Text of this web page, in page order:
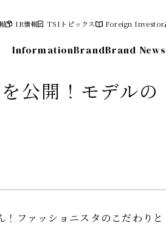
IR情報
免責事項
TSIトピックス Foreign Investor
InformationBrandBrand News
公開！モデルの
ファッショニスタのこだわりと